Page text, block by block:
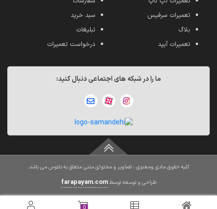
تعمیرات سرفیس
بلاگ
تعمیرات آیپد
سبد خرید
تبلیغات
درخواست تعمیرات
ما را در شبکه های اجتماعی دنبال کنید:
کلیه حقوق مادی ومعنوی ، تصاویر و محتوای متنی متعلق به دلتوس می باشد.
طراحی و توسعه توسطfarapayam.com